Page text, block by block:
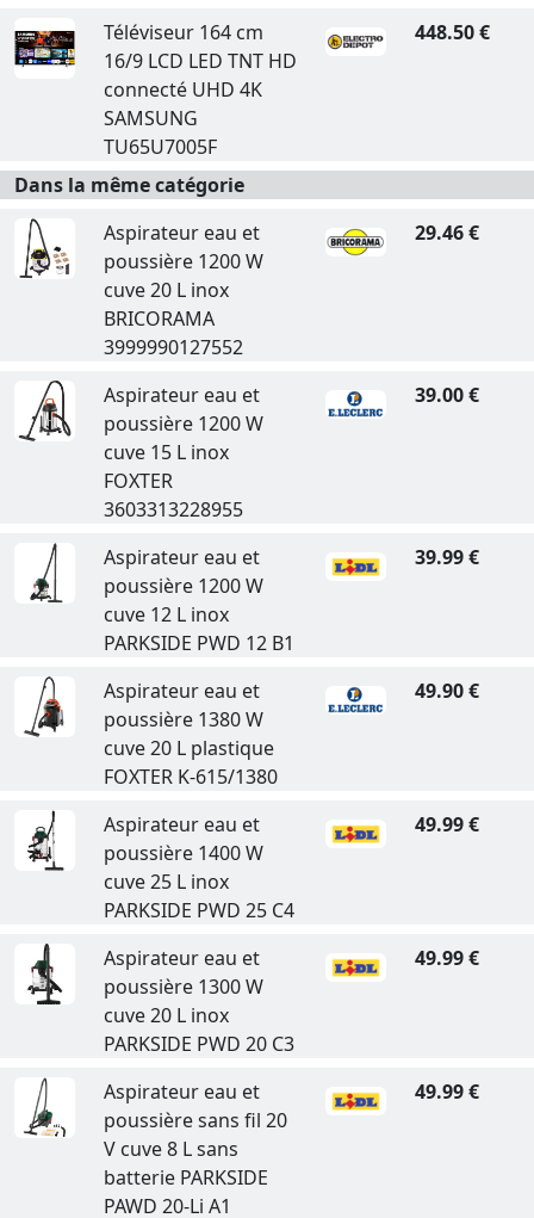
Téléviseur 164 cm
16/9 LCD LED TNT HD
connecté UHD 4K
SAMSUNG
TU65U7005F
448.50 €
Dans la même catégorie
Aspirateur eau et
poussière 1200 W
cuve 20 L inox
BRICORAMA
3999990127552
29.46 €
Aspirateur eau et
poussière 1200 W
cuve 15 L inox
FOXTER
3603313228955
39.00 €
Aspirateur eau et
poussière 1200 W
cuve 12 L inox
PARKSIDE PWD 12 B1
39.99 €
Aspirateur eau et
poussière 1380 W
cuve 20 L plastique
FOXTER K-615/1380
49.90 €
Aspirateur eau et
poussière 1400 W
cuve 25 L inox
PARKSIDE PWD 25 C4
49.99 €
Aspirateur eau et
poussière 1300 W
cuve 20 L inox
PARKSIDE PWD 20 C3
49.99 €
Aspirateur eau et
poussière sans fil 20
V cuve 8 L sans
batterie PARKSIDE
PAWD 20-Li A1
49.99 €